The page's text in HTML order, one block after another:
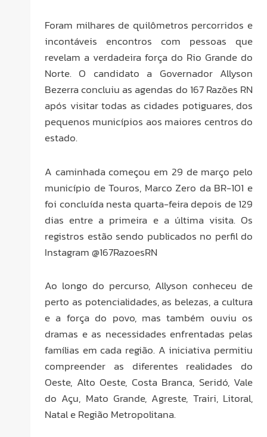
Foram milhares de quilômetros percorridos e
incontáveis encontros com pessoas que
revelam a verdadeira força do Rio Grande do
Norte. O candidato a Governador Allyson
Bezerra concluiu as agendas do 167 Razões RN
após visitar todas as cidades potiguares, dos
pequenos municípios aos maiores centros do
estado.
A caminhada começou em 29 de março pelo
município de Touros, Marco Zero da BR-101 e
foi concluída nesta quarta-feira depois de 129
dias entre a primeira e a última visita. Os
registros estão sendo publicados no perfil do
Instagram @167RazoesRN
Ao longo do percurso, Allyson conheceu de
perto as potencialidades, as belezas, a cultura
e a força do povo, mas também ouviu os
dramas e as necessidades enfrentadas pelas
famílias em cada região. A iniciativa permitiu
compreender as diferentes realidades do
Oeste, Alto Oeste, Costa Branca, Seridó, Vale
do Açu, Mato Grande, Agreste, Trairi, Litoral,
Natal e Região Metropolitana.